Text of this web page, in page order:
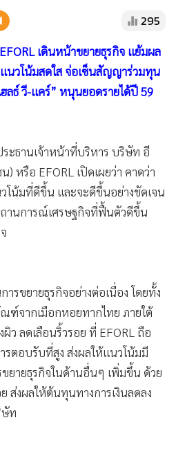
295
เดินหน้าขยายธุรกิจ แย้มผล
นวโน้มสดใส จ่อเซ็นสัญญาร่วมทุน
ลธ์ วี-แคร์” หนุนยอดรายได้ปี 59
ะธานเจ้าหน้าที่บริหาร บริษัท อี
หรือ EFORL เปิดเผยว่า คาดว่า
โน้มที่ดีขึ้น และจะดีขึ้นอย่างชัดเจน
ถานการณ์เศรษฐกิจที่ฟื้นตัวดีขึ้น
รขยายธุรกิจอย่างต่อเนื่อง โดยทั้ง
ฑ์จากเมือกหอยทากไทย ภายใต้
ว ลดเลือนริ้วรอย ที่ EFORL ถือ
ตอบรับที่สูง ส่งผลให้แนวโน้มมี
ยายธุรกิจในด้านอื่นๆ เพิ่มขึ้น ด้วย
ส่งผลให้ต้นทุนทางการเงินลดลง
ท